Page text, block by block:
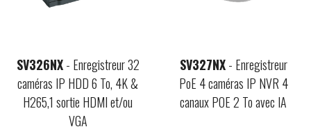
SV326NX- Enregistreur 32
caméras IP HDD 6 To, 4K &
H265,1 sortie HDMI et/ou
VGA
SV327NX- Enregistreur
PoE 4 caméras IP NVR 4
canaux POE 2 To avec IA